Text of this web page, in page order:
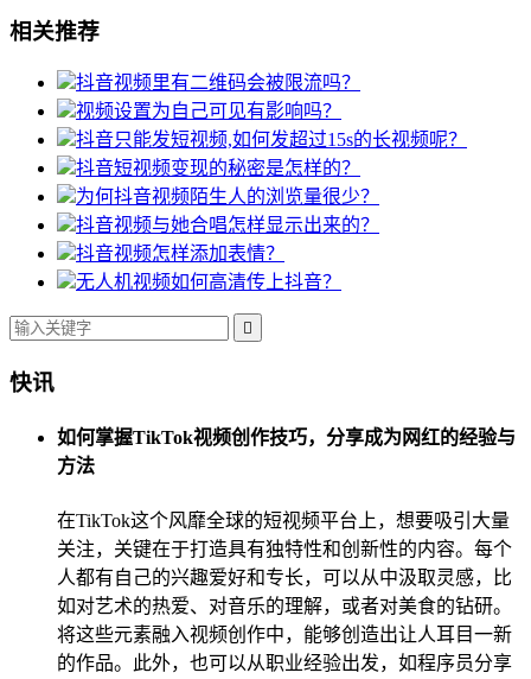
相关推荐
抖音视频里有二维码会被限流吗？
视频设置为自己可见有影响吗？
抖音只能发短视频,如何发超过15s的长视频呢？
抖音短视频变现的秘密是怎样的？
为何抖音视频陌生人的浏览量很少？
抖音视频与她合唱怎样显示出来的？
抖音视频怎样添加表情？
无人机视频如何高清传上抖音？

快讯
如何掌握TikTok视频创作技巧，分享成为网红的经验与
方法
在TikTok这个风靡全球的短视频平台上，想要吸引大量
关注，关键在于打造具有独特性和创新性的内容。每个
人都有自己的兴趣爱好和专长，可以从中汲取灵感，比
如对艺术的热爱、对音乐的理解，或者对美食的钻研。
将这些元素融入视频创作中，能够创造出让人耳目一新
的作品。此外，也可以从职业经验出发，如程序员分享